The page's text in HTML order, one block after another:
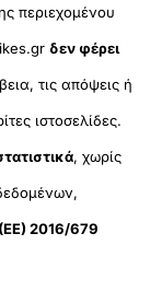
περιεχομένου
δεν φέρει
τις απόψεις ή
ιστοσελίδες.
, χωρίς
2016/679